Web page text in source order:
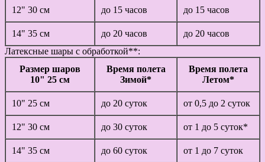
12" 30 см до 15 часов до 15 часов
14" 35 см до 20 часов
до 20 часов
Латексные шары с обработкой**:
Размер шаров
10" 25 см
Время полета
Зимой*
Время полета
Летом*
10" 25 см до 20 суток от 0,5 до 2 суток
12" 30 см до 30 суток от 1 до 5 суток*
14" 35 см до 60 суток
от 1 до 7 суток